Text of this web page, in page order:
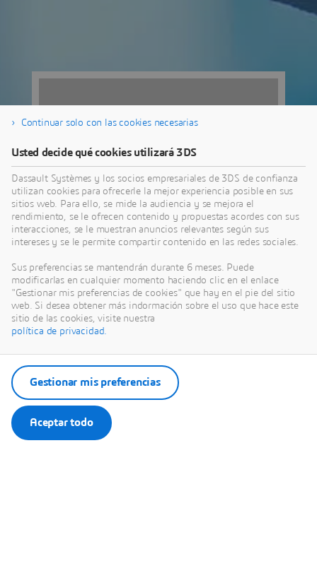
Avenida del
Partenón 5,
28042
Madrid, España
Ver el mapa
Continuar solo con las cookies necesarias
Usted decide qué cookies utilizará 3DS
Dassault Systèmes y los socios empresariales de 3DS de confianza
utilizan cookies para ofrecerle la mejor experiencia posible en sus
sitios web. Para ello, se mide la audiencia y se mejora el
rendimiento, se le ofrecen contenido y propuestas acordes con sus
interacciones, se le muestran anuncios relevantes según sus
intereses y se le permite compartir contenido en las redes sociales.
Sus preferencias se mantendrán durante 6 meses. Puede
modificarlas en cualquier momento haciendo clic en el enlace
"Gestionar mis preferencias de cookies" que hay en el pie del sitio
web. Si desea obtener más indormación sobre el uso que hace este
sitio de las cookies, visite nuestra
política de privacidad.
Aceptar todo
Gestionar mis preferencias